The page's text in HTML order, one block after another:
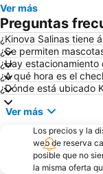
Ver más
Preguntas
¿Kinova Salinas tiene
¿Se permiten
¿Hay estacionamiento
¿A qué hora es el
¿Dónde está ubicado
Ver más
Los precios y la
web de reserva
posible que no
la misma oferta